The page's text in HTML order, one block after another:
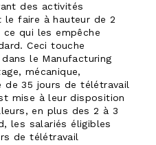
des activités
le faire à hauteur de 2
qui les empêche
Ceci touche
le Manufacturing
mécanique,
de 35 jours de télétravail
mise à leur disposition
en plus des 2 à 3
les salariés éligibles
de télétravail